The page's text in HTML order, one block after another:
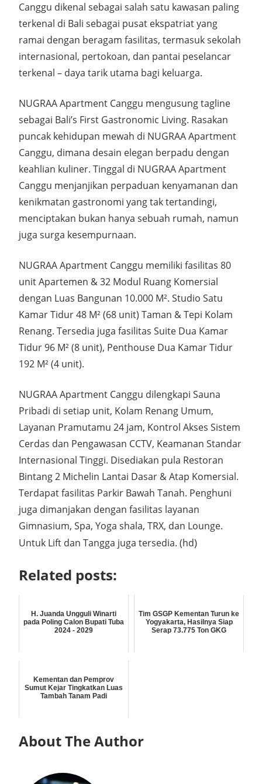
Canggu dikenal sebagai salah satu kawasan paling
terkenal di Bali sebagai pusat ekspatriat yang
ramai dengan beragam fasilitas, termasuk sekolah
internasional, pertokoan, dan pantai peselancar
terkenal – daya tarik utama bagi keluarga.
NUGRAA Apartment Canggu mengusung tagline
sebagai Bali’s First Gastronomic Living. Rasakan
puncak kehidupan mewah di NUGRAA Apartment
Canggu, dimana desain elegan berpadu dengan
keahlian kuliner. Tinggal di NUGRAA Apartment
Canggu menjanjikan perpaduan kenyamanan dan
kenikmatan gastronomi yang tak tertandingi,
menciptakan bukan hanya sebuah rumah, namun
juga surga kesempurnaan.
NUGRAA Apartment Canggu memiliki fasilitas 80
unit Apartemen & 32 Modul Ruang Komersial
dengan Luas Bangunan 10.000 M². Studio Satu
Kamar Tidur 48 M² (68 unit) Taman & Tepi Kolam
Renang. Tersedia juga fasilitas Suite Dua Kamar
Tidur 96 M² (8 unit), Penthouse Dua Kamar Tidur
192 M² (4 unit).
NUGRAA Apartment Canggu dilengkapi Sauna
Pribadi di setiap unit, Kolam Renang Umum,
Layanan Pramutamu 24 jam, Kontrol Akses Sistem
Cerdas dan Pengawasan CCTV, Keamanan Standar
Internasional Tinggi. Disediakan pula Restoran
Bintang 2 Michelin Lantai Dasar & Atap Komersial.
Terdapat fasilitas Parkir Bawah Tanah. Penghuni
juga dimanjakan dengan fasilitas layanan
Gimnasium, Spa, Yoga shala, TRX, dan Lounge.
Untuk Lift dan Tangga juga tersedia. (hd)
Related posts:
H. Juanda Ungguli Winarti
pada Poling Calon Bupati Tuba
2024 - 2029
Tim GSGP Kementan Turun ke
Yogyakarta, Hasilnya Siap
Serap 73.775 Ton GKG
Kementan dan Pemprov
Sumut Kejar Tingkatkan Luas
Tambah Tanam Padi
About The Author